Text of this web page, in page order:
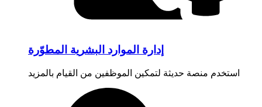
إدارة الموارد البشرية المطوّرة
استخدم منصة حديثة لتمكين الموظفين من القيام بالمزيد